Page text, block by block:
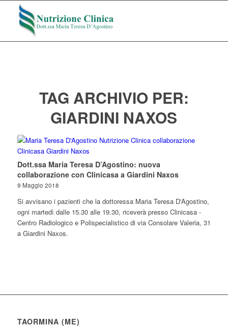
TAG ARCHIVIO PER:
GIARDINI NAXOS
Dott.ssa Maria Teresa D’Agostino: nuova
collaborazione con Clinicasa a Giardini Naxos
9 Maggio 2018
Si avvisano i pazienti che la dottoressa Maria Teresa D'Agostino,
ogni martedì dalle 15.30 alle 19.30, riceverà presso Clinicasa -
Centro Radiologico e Polispecialistico di via Consolare Valeria, 31
a Giardini Naxos.
TAORMINA (ME)